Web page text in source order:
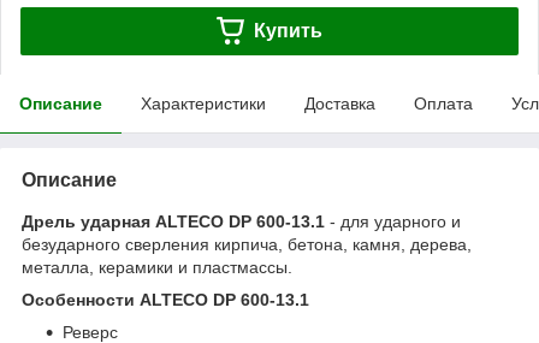
Купить
Описание Характеристики Доставка Оплата
Описание
Дрель ударная ALTECO DP 600-13.1 - для ударного и
безударного сверления кирпича, бетона, камня, дерева,
металла, керамики и пластмассы.
Особенности ALTECO DP 600-13.1
Реверс